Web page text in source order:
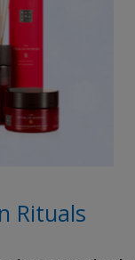
Rituals